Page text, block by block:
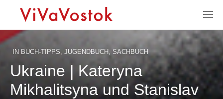
IN BUCH-TIPPS, JUGENDBUCH , SACHBUCH
Ukraine | Kateryna
Mikhalitsyna und Stanislav